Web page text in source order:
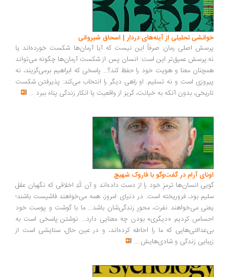
تحلیلی از آینه‌های دردار | اسحاق شیروانی
اصلی رمان صرفاً این نیست که آیا آرمان‌ها شکست خورده‌اند یا
عمیق‌تر این است: انسان پس از شکست آرمان‌ها چگونه می‌تواند
معنا و هویت خود را حفظ کند؟... پاسخی که ابراهیم برمی‌گزیند، نه
است و نه تسلیم. او راهی دیگر را انتخاب می‌کند: پذیرفتن شکست
بدون آنکه به خیانت، گریز از واقعیت یا انکار زندگی پناه ببرد...
آرام در گفت‌وگو با فاروک شهیچ‭
انسان‌ها ترمزِ خود را از دست داده‌اند و آن کُدِ اخلاقی که نگهبان عقل
بود، فروریخته است. در دنیای امروز، همه می‌خواهند فاشیست باشند؛
می‌خواهند نفرت، محورِ زندگی‌شان باشد... ما با گوشت و پوست خود
کردیم «دیگری» بودن چه معنایی دارد... نوشتن پاسخی است به
که ما را احاطه کرده‌اند، و در عین حال، ستایشی است از
زندگی و شادی‌هایش...